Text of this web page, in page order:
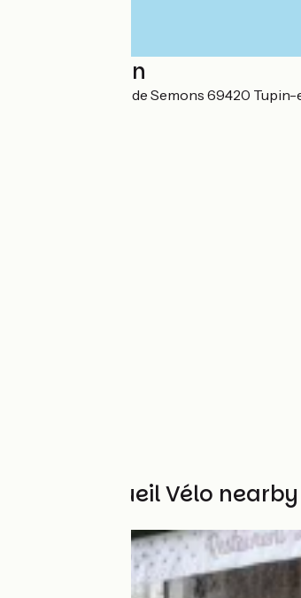
Localisation
1 Ancienne Route de Semons 69420
Other Accueil Vélo nearby